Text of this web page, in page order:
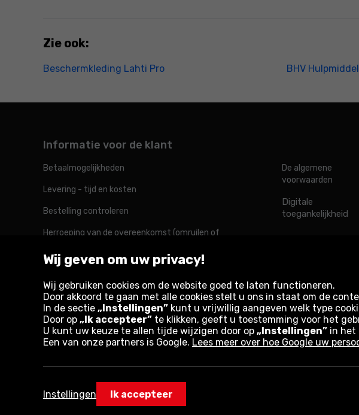
Zie ook:
Beschermkleding Lahti Pro BHV
Informatie voor de klant
Betaalmogelijkheden
Levering - tijd en kosten
Bestelling controleren
Herroeping van de overeenkomst (omruilen of
Reclamatie
De algemene
voorwaarden
Digitale
toegankelijkheid
Rotopino in de wereld
Copyright © 2026 Privacybeleid en gebruiksvoorwaarden van de website
Wij geven om uw privacy!
Wij gebruiken cookies om de website goed te laten functioneren.
Door akkoord te gaan met alle cookies stelt u ons in staat om de
In de sectie „Instellingen” kunt u vrijwillig aangeven welk type
Door op „Ik accepteer” te klikken, geeft u toestemming voor het
U kunt uw keuze te allen tijde wijzigen door op „Instellingen” in het
Een van onze partners is Google. Lees meer over hoe Google uw
Instellingen Ik accepteer